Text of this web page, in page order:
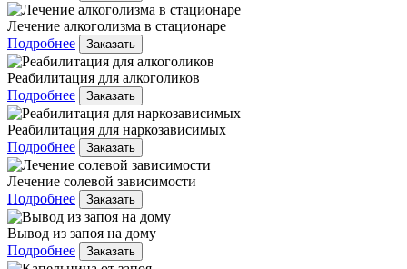
Лечение алкоголизма в стационаре
Подробнее
Заказать
Реабилитация для алкоголиков
Подробнее
Заказать
Реабилитация для наркозависимых
Подробнее
Заказать
Лечение солевой зависимости
Подробнее
Заказать
Вывод из запоя на дому
Подробнее
Заказать